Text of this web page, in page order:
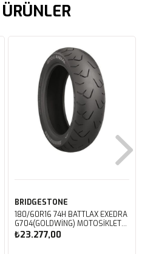
BRIDGESTONE
180/60R16 74H BATTLAX EXEDRA
G704(GOLDWING) MOTOSIKLET
ARKA LASTIĞI (2025)
₺23.277,00